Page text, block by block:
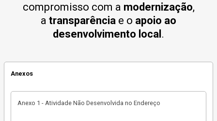
compromisso com a modernização,
a transparência e o apoio ao
desenvolvimento local .
Anexos
Anexo 1 - Atividade Não Desenvolvida no Endereço